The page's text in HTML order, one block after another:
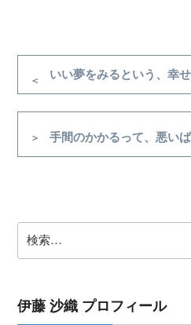
投
ナ
ゲ
ー
ン
前
いい夢をみるという、幸せ
次
手間のかかるって、悪いば
索:
伊藤 沙織 プロフィール